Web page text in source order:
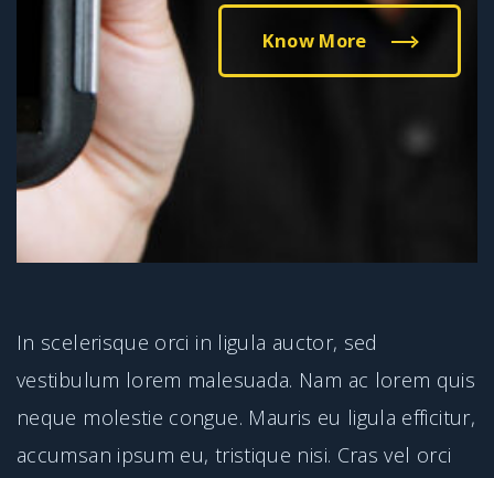
Know More
In scelerisque orci in ligula auctor, sed
vestibulum lorem malesuada. Nam ac lorem quis
neque molestie congue. Mauris eu ligula efficitur,
accumsan ipsum eu, tristique nisi. Cras vel orci